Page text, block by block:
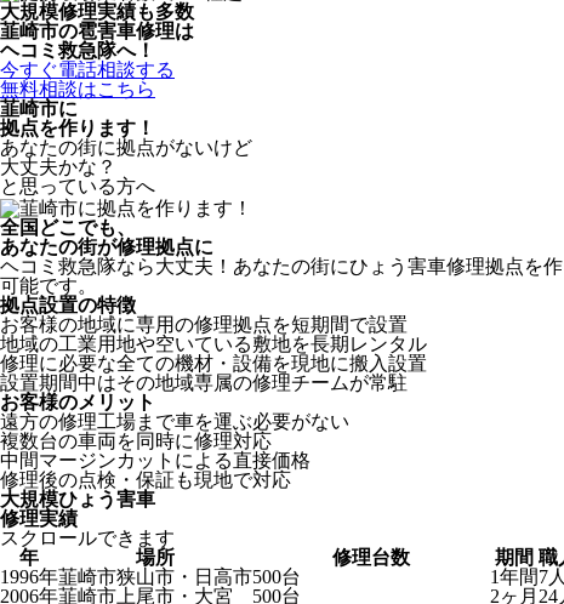
大規模修理実績も多数
韮崎市の雹害車修理は
ヘコミ救急隊へ！
今すぐ電話相談する
無料相談はこちら
韮崎市に
拠点を作ります！
あなたの街に拠点がないけど
大丈夫かな？
と思っている方へ
全国どこでも、
あなたの街が修理拠点に
ヘコミ救急隊なら大丈夫！あなたの街にひょう害車修理拠点を
可能です。
拠点設置の特徴
お客様の地域に専用の修理拠点を短期間で設置
地域の工業用地や空いている敷地を長期レンタル
修理に必要な全ての機材・設備を現地に搬入設置
設置期間中はその地域専属の修理チームが常駐
お客様のメリット
遠方の修理工場まで車を運ぶ必要がない
複数台の車両を同時に修理対応
中間マージンカットによる直接価格
修理後の点検・保証も現地で対応
大規模ひょう害車
修理実績
スクロールできます
年
場所 修理台数 期間 職
1996年韮崎市狭山市・日高市500台 1年間7人
2006年韮崎市上尾市・大宮 500台 2ヶ月 24